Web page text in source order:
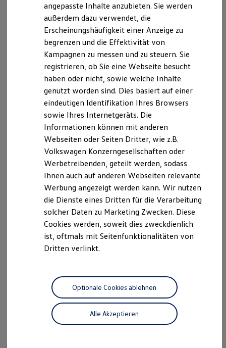
XTL-Dieselkraftstoff
Ersatzteile und Betriebsflüssigkeiten
Original Zubehör und Lifestyle Produkte
myVolkswagen
myVolkswagen Business
Elektrisch & Autonom
Elektro - & Hybridfahrzeuge
Unser Ansatz
Klimafreundlicher Strom
Reichweite & Ladelösungen
Reichweitensimulator
Ladezeitensimulator
Ladelösungen für Privatkunden
Ladelösungen für Gewerbekunden
Wallbox und Ladekabel
Förderung & Kosten der Elektrofahrzeuge
Fördermöglichkeiten für Privatkunden
Fördermöglichkeiten für Gewerbekunden
Autonomes Fahren
Mehr zum ID. Buzz
Online Beratung
California Club
California Magazin & Ratgeber
Vanlife
California App
California Lifestyle & Zubehör
Übernachten im California
Unternehmen
Karriere
angepasste Inhalte anzubieten. Sie werden
außerdem dazu verwendet, die
Erscheinungshäufigkeit einer Anzeige zu
begrenzen und die Effektivität von
Kampagnen zu messen und zu steuern. Sie
registrieren, ob Sie eine Webseite besucht
haben oder nicht, sowie welche Inhalte
genutzt worden sind. Dies basiert auf einer
eindeutigen Identifikation Ihres Browsers
sowie Ihres Internetgeräts. Die
Informationen können mit anderen
Webseiten oder Seiten Dritter, wie z.B.
Volkswagen Konzerngesellschaften oder
Werbetreibenden, geteilt werden, sodass
Ihnen auch auf anderen Webseiten relevante
Werbung angezeigt werden kann. Wir nutzen
die Dienste eines Dritten für die Verarbeitung
solcher Daten zu Marketing Zwecken. Diese
Cookies werden, soweit dies zweckdienlich
ist, oftmals mit Seitenfunktionalitäten von
Dritten verlinkt.
Alle Akzeptieren
Optionale Cookies ablehnen